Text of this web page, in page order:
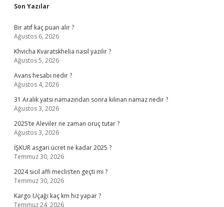
Sidebar
Son Yazılar
Bir atıf kaç puan alır ?
Ağustos 6, 2026
Khvicha Kvaratskhelia nasıl yazılır ?
Ağustos 5, 2026
Avans hesabı nedir ?
Ağustos 4, 2026
31 Aralık yatsı namazından sonra kılınan namaz nedir ?
Ağustos 3, 2026
2025’te Aleviler ne zaman oruç tutar ?
Ağustos 3, 2026
İŞKUR asgari ücret ne kadar 2025 ?
Temmuz 30, 2026
2024 sicil affı meclis’ten geçti mi ?
Temmuz 30, 2026
Kargo Uçağı kaç km hız yapar ?
Temmuz 24, 2026